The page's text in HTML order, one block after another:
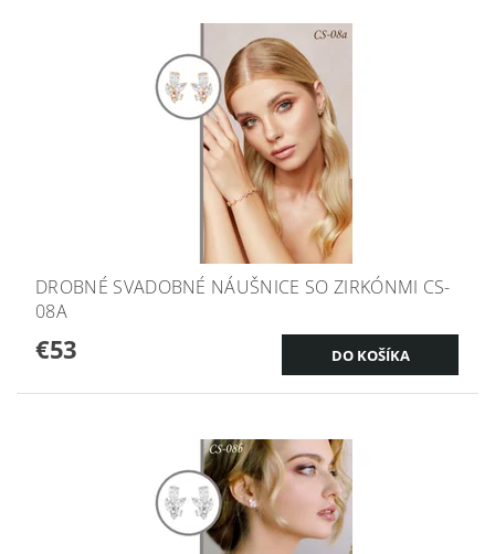
DROBNÉ SVADOBNÉ NÁUŠNICE SO ZIRKÓNMI CS-
08A
€53